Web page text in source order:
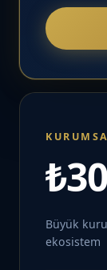
Büyük
ekosistem